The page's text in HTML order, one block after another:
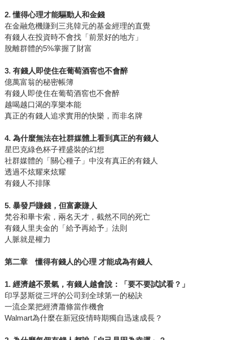
2. 懂得心理才能驅動人和金錢
在金融危機賺到三兆韓元的基金經理的直覺
有錢人在投資時不會找「前景好的地方」
脫離群體的5%掌握了財富
3. 有錢人即使住在葡萄酒窖也不會醉
億萬富翁的秘密帳簿
有錢人即使住在葡萄酒窖也不會醉
越喝越口渴的享樂本能
真正的有錢人追求實用的快樂，而非名牌
4. 為什麼無法在社群媒體上看到真正的有錢人
星巴克綠色杯子裡盛裝的幻想
社群媒體的「關心種子」中沒有真正的有錢人
透過不炫耀來炫耀
有錢人不排隊
5. 暴發戶賺錢，但富豪賺人
梵谷和畢卡索，兩名天才，截然不同的死亡
有錢人里夫金的「給予再給予」法則
人脈就是權力
第二章 懂得有錢人的心理 才能成為有錢人
1. 經濟越不景氣，有錢人越會說：「要不要試試看？」
印孚瑟斯從三坪的公司到全球第一的秘訣
一流企業把經濟蕭條當作機會
Walmart為什麼在新冠疫情時期獨自迅速成長？